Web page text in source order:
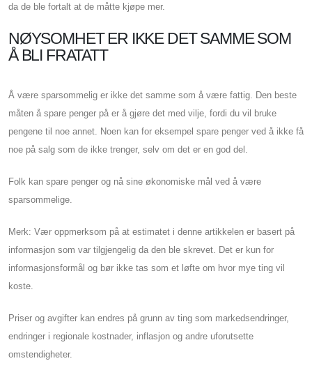
da de ble fortalt at de måtte kjøpe mer.
NØYSOMHET ER IKKE DET SAMME SOM
Å BLI FRATATT
Å være sparsommelig er ikke det samme som å være fattig. Den beste
måten å spare penger på er å gjøre det med vilje, fordi du vil bruke
pengene til noe annet. Noen kan for eksempel spare penger ved å ikke få
noe på salg som de ikke trenger, selv om det er en god del.
Folk kan spare penger og nå sine økonomiske mål ved å være
sparsommelige.
Merk: Vær oppmerksom på at estimatet i denne artikkelen er basert på
informasjon som var tilgjengelig da den ble skrevet. Det er kun for
informasjonsformål og bør ikke tas som et løfte om hvor mye ting vil
koste.
Priser og avgifter kan endres på grunn av ting som markedsendringer,
endringer i regionale kostnader, inflasjon og andre uforutsette
omstendigheter.